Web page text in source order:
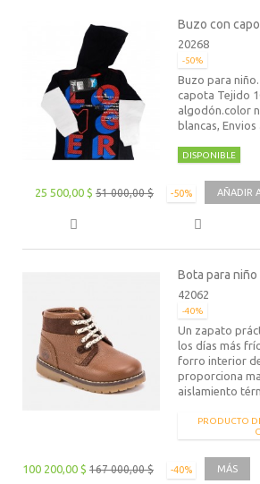
Buzo con
20268
-50%
Buzo para
capota Tejido
algodón.color
blancas,
DISPONIBLE
25 500,00 $ 51 000,00 $ -50% AÑADIR
Bota para
42062
-40%
Un zapato
los días más
forro interior
proporciona
aislamiento
PRODUCTO
100 200,00 $ 167 000,00 $ -40% MÁS